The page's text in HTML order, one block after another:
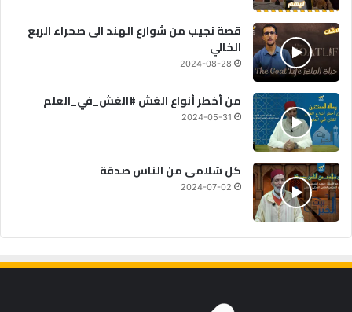
قصة نجيب من شوارع الهند الى صحراء الربع
الخالي
2024-08-28
من أخطر أنواع الغش #الغش_في_العلم
2024-05-31
كل سُلامى من الناس صدقة
2024-07-02